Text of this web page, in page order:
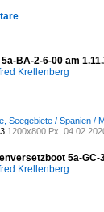
5a-BA-2-6-00 am
Krellenberg
Seegebiete / Spanien /
1200x800 Px,
5a-
Krellenberg